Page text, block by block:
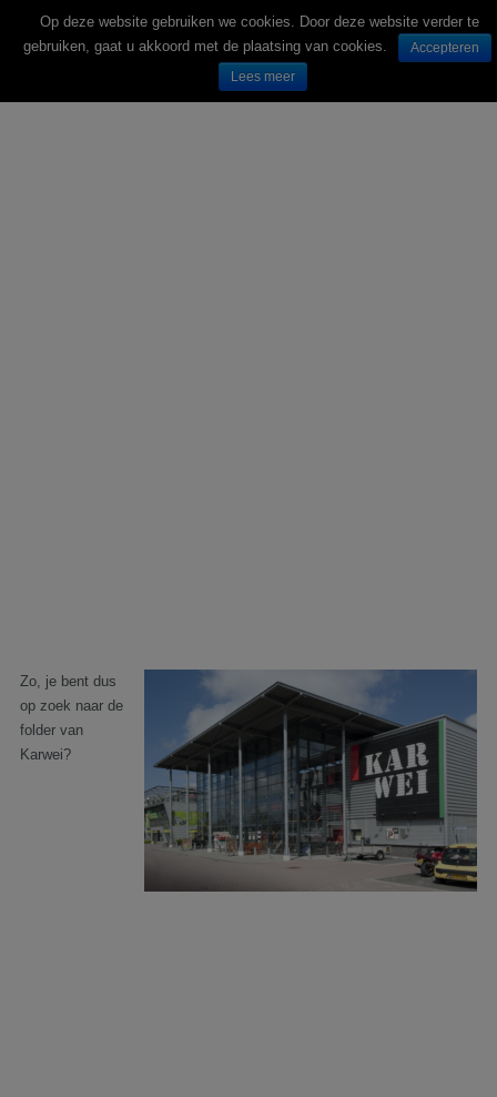
Wekelijks nieuwe folders van Nederlandse supermarkten en winkels
Zo, je bent dus
op zoek naar de
folder van
Karwei?
Op deze website gebruiken we cookies. Door deze website verder te
gebruiken, gaat u akkoord met de plaatsing van cookies.
Accepteren
Lees meer